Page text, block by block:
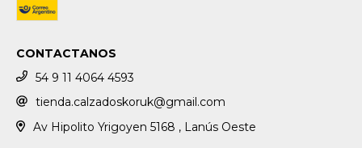
CONTACTANOS
54 9 11 4064 4593
tienda.calzadoskoruk@gmail.com
Av Hipolito Yrigoyen 5168 , Lanús Oeste